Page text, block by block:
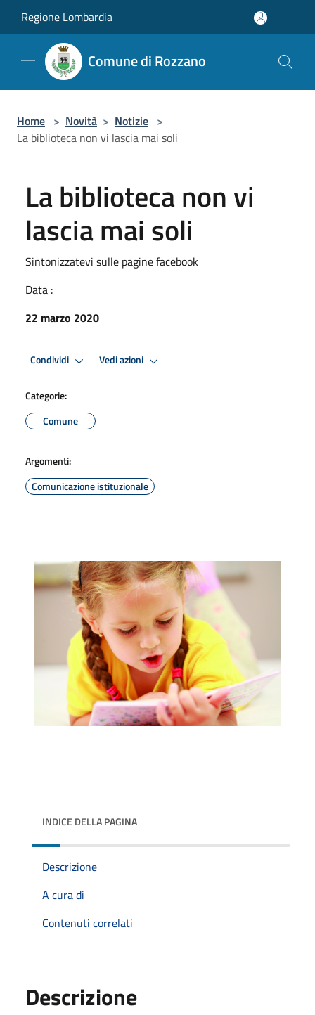
Regione Lombardia
Comune di Rozzano
Home > Novità > Notizie >
La biblioteca non vi lascia mai soli
La biblioteca non vi
lascia mai soli
Sintonizzatevi sulle pagine facebook
Data :
22 marzo 2020
Condividi Vedi azioni
Categorie:
Comune
Argomenti:
Comunicazione istituzionale
INDICE DELLA PAGINA
Descrizione
A cura di
Contenuti correlati
Descrizione